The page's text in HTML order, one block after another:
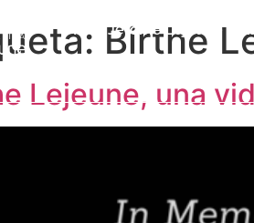
Prof. Jérôme Lejeune
Birthe
Lejeune, una